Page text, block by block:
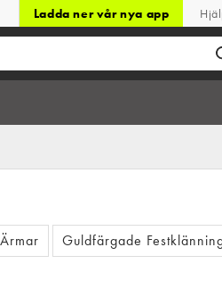
Ladda ner vår nya app
Guldfärgade